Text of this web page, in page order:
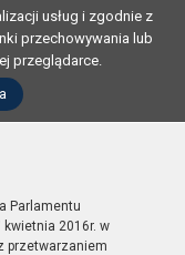
usług i zgodnie z
przechowywania lub
przeglądarce.
Parlamentu
kwietnia 2016r. w
przetwarzaniem